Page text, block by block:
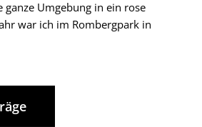
ganze Umgebung in ein rose
war ich im Rombergpark in